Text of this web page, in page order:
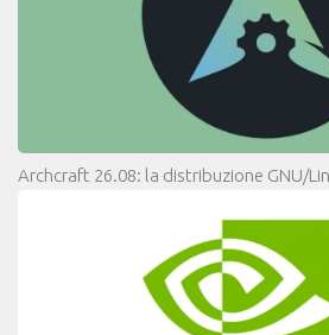
Archcraft 26.08: la distribuzione GNU/